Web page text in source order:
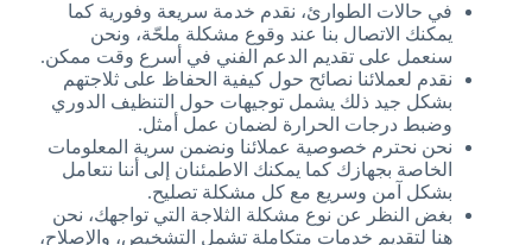
في حالات الطوارئ، نقدم خدمة سريعة وفورية كما
يمكنك الاتصال بنا عند وقوع مشكلة ملحّة، ونحن
سنعمل على تقديم الدعم الفني في أسرع وقت ممكن.
نقدم لعملائنا نصائح حول كيفية الحفاظ على ثلاجتهم
بشكل جيد ذلك يشمل توجيهات حول التنظيف الدوري
وضبط درجات الحرارة لضمان عمل أمثل.
نحن نحترم خصوصية عملائنا ونضمن سرية المعلومات
الخاصة بجهازك كما يمكنك الاطمئنان إلى أننا نتعامل
بشكل آمن وسريع مع كل مشكلة تصليح.
بغض النظر عن نوع مشكلة الثلاجة التي تواجهك، نحن
هنا لتقديم خدمات متكاملة تشمل التشخيص، والإصلاح،